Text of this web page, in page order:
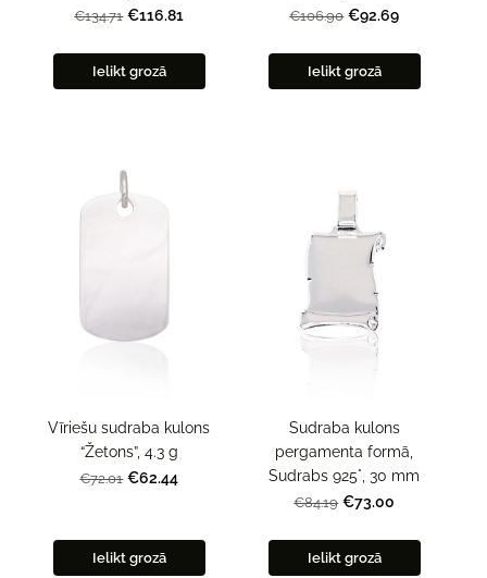
€134.71 €116.81
Ielikt grozā
€106.90 €92.69
Ielikt grozā
Vīriešu sudraba kulons
“Žetons”, 4.3 g
€72.01 €62.44
Ielikt grozā
Sudraba kulons
pergamenta formā,
Sudrabs 925°, 30 mm
€84.19 €73.00
Ielikt grozā